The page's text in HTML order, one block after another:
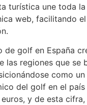
turística une toda
web, facilitando
de golf en España
las regiones que se
como
del golf en el
y de esta